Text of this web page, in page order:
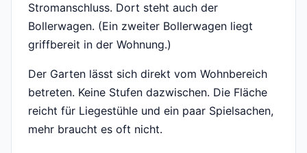
Stromanschluss. Dort steht auch der
Bollerwagen. (Ein zweiter Bollerwagen liegt
griffbereit in der Wohnung.)
Der Garten lässt sich direkt vom Wohnbereich
betreten. Keine Stufen dazwischen. Die Fläche
reicht für Liegestühle und ein paar Spielsachen,
mehr braucht es oft nicht.